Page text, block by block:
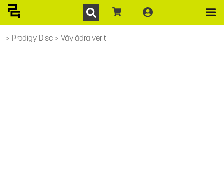
Prodigy Disc Väylädraiverit